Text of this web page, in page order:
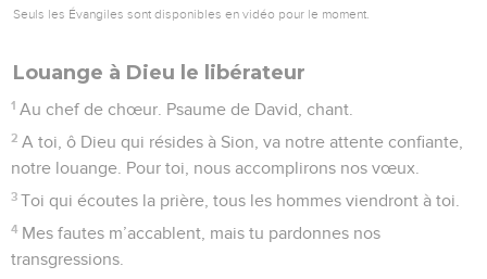
Seuls les Évangiles sont disponibles en vidéo pour le moment.
Louange à Dieu le libérateur
1 Au chef de chœur. Psaume de David, chant.
2 A toi, ô Dieu qui résides à Sion, va notre attente confiante,
notre louange. Pour toi, nous accomplirons nos vœux.
3 Toi qui écoutes la prière, tous les hommes viendront à toi.
4 Mes fautes m’accablent, mais tu pardonnes nos
transgressions.